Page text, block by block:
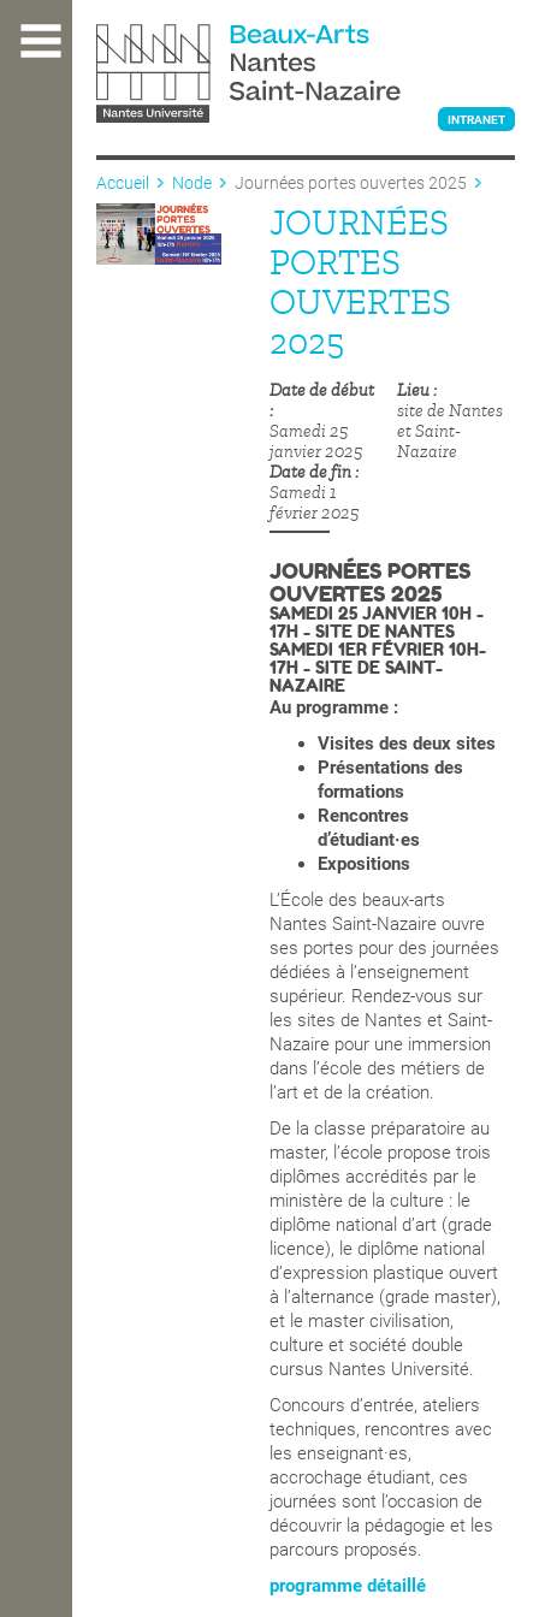
contenu
L'ÉCOLE
INTRANET
Accueil Node Journées portes ouvertes 2025
JOURNÉES
PORTES
OUVERTES
2025
Date de début
Samedi 25
janvier 2025
Date de fin
Samedi 1
février 2025
Lieu
site de Nantes
et Saint-
Nazaire
JOURNÉES PORTES
OUVERTES 2025
SAMEDI 25 JANVIER 10H -
17H - SITE DE NANTES
SAMEDI 1ER FÉVRIER 10H-
17H - SITE DE SAINT-
NAZAIRE
Au programme :
Visites des deux sites
Présentations des
formations
Rencontres
d’étudiant·es
Expositions
L’École des beaux-arts
Nantes Saint-Nazaire ouvre
ses portes pour des journées
dédiées à l’enseignement
supérieur. Rendez-vous sur
les sites de Nantes et Saint-
Nazaire pour une immersion
dans l’école des métiers de
l’art et de la création.
De la classe préparatoire au
master, l’école propose trois
diplômes accrédités par le
ministère de la culture : le
diplôme national d’art (grade
licence), le diplôme national
d’expression plastique ouvert
à l’alternance (grade master),
et le master civilisation,
culture et société double
cursus Nantes Université.
Concours d’entrée, ateliers
techniques, rencontres avec
les enseignant·es,
accrochage étudiant, ces
journées sont l’occasion de
découvrir la pédagogie et les
parcours proposés.
programme détaillé